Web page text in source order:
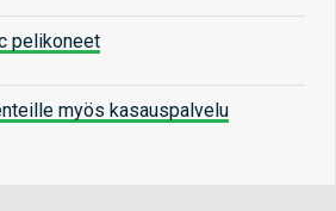
pelikoneet
myös kasauspalvelu